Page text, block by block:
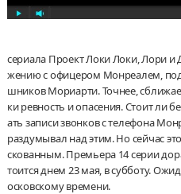
сериала Проект Локи Локи, Лори
жению с офицером Монреалем,
шников Мориарти. Точнее,
ки ревность и опасения. Стоит ли
ать записи звонков с телефона
раздумывал над этим. Но сейчас
скованным. Премьера 14 серии
тоится днем 23 мая, в субботу.
осковскому времени.